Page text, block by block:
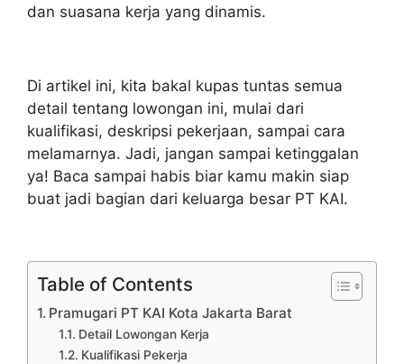
dan suasana kerja yang dinamis.
Di artikel ini, kita bakal kupas tuntas semua
detail tentang lowongan ini, mulai dari
kualifikasi, deskripsi pekerjaan, sampai cara
melamarnya. Jadi, jangan sampai ketinggalan
ya! Baca sampai habis biar kamu makin siap
buat jadi bagian dari keluarga besar PT KAI.
Table of Contents
Pramugari PT KAI Kota Jakarta Barat
Detail Lowongan Kerja
Kualifikasi Pekerja